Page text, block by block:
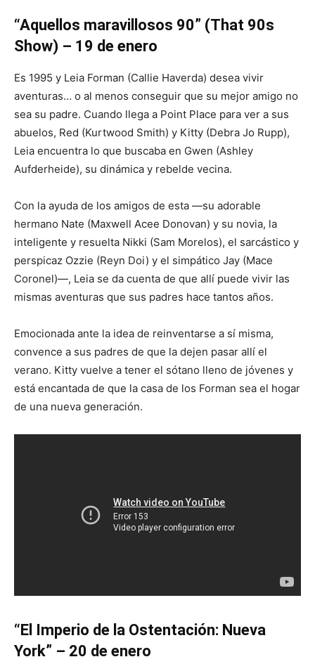
“Aquellos maravillosos 90” (That 90s
Show) – 19 de enero
Es 1995 y Leia Forman (Callie Haverda) desea vivir
aventuras… o al menos conseguir que su mejor amigo no
sea su padre. Cuando llega a Point Place para ver a sus
abuelos, Red (Kurtwood Smith) y Kitty (Debra Jo Rupp),
Leia encuentra lo que buscaba en Gwen (Ashley
Aufderheide), su dinámica y rebelde vecina.
Con la ayuda de los amigos de esta —su adorable
hermano Nate (Maxwell Acee Donovan) y su novia, la
inteligente y resuelta Nikki (Sam Morelos), el sarcástico y
perspicaz Ozzie (Reyn Doi) y el simpático Jay (Mace
Coronel)—, Leia se da cuenta de que allí puede vivir las
mismas aventuras que sus padres hace tantos años.
Emocionada ante la idea de reinventarse a sí misma,
convence a sus padres de que la dejen pasar allí el
verano. Kitty vuelve a tener el sótano lleno de jóvenes y
está encantada de que la casa de los Forman sea el hogar
de una nueva generación.
“El Imperio de la Ostentación: Nueva
York” – 20 de enero